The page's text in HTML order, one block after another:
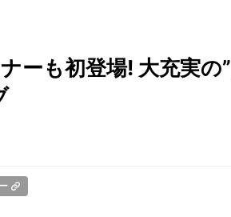
ーも初登場! 大充実の